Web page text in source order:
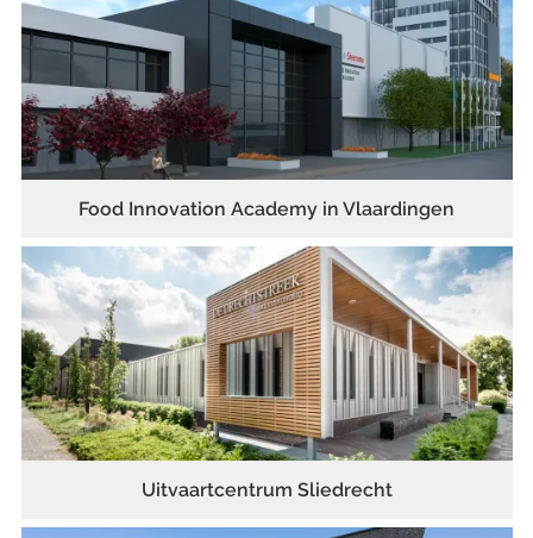
Food Innovation Academy in Vlaardingen
Uitvaartcentrum Sliedrecht